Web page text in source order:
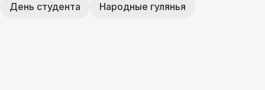
День студента
Народные гулянья